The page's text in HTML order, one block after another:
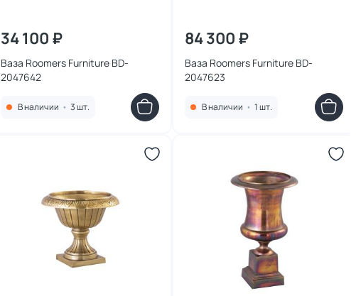
34 100 ₽
Ваза Roomers Furniture BD-
2047642
В наличии • 3 шт.
84 300 ₽
Ваза Roomers Furniture BD-
2047623
В наличии • 1 шт.